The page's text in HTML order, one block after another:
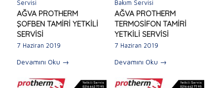
Servisi
AĞVA PROTHERM
ŞOFBEN TAMİRİ YETKİLİ
SERVİSİ
7 Haziran 2019
Devamını Oku →
Bakım Servisi
AĞVA PROTHERM
TERMOSİFON TAMİRİ
YETKİLİ SERVİSİ
7 Haziran 2019
Devamını Oku →